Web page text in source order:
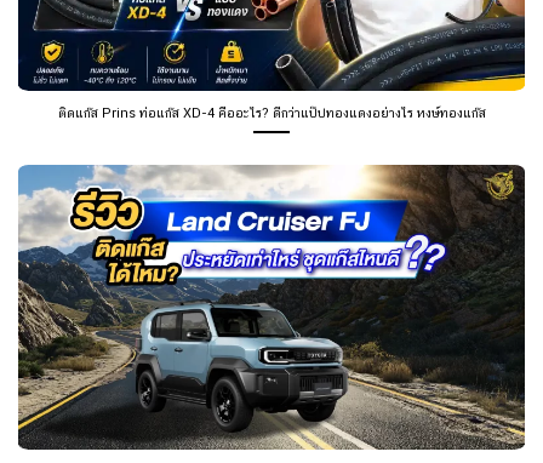
ติดแก๊ส Prins ท่อแก๊ส XD-4 คืออะไร? ดีกว่าแป๊ปทองแดงอย่างไร หงษ์ทองแก๊ส